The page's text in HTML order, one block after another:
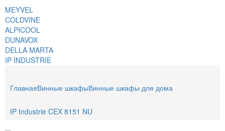
MEYVEL
COLDVINE
ALPICOOL
DUNAVOX
DELLA MARTA
IP INDUSTRIE
ГлавнаяВинные шкафыВинные шкафы для дома
IP Industrie CEX 8151 NU